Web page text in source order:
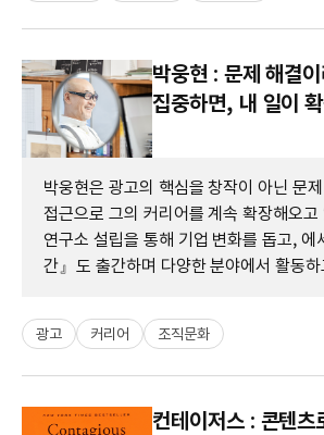
박웅현 : 문제 해결
집중하면, 내 일이
박웅현은 광고의 핵심을 창작이 아닌 문
접근으로 그의 커리어를 계속 확장해오
연구소 설립을 통해 기업 변화를 돕고, 에
간』도 출간하며 다양한 분야에서 활동
광고 커리어 조직문화
컨테이저스 : 콘텐츠